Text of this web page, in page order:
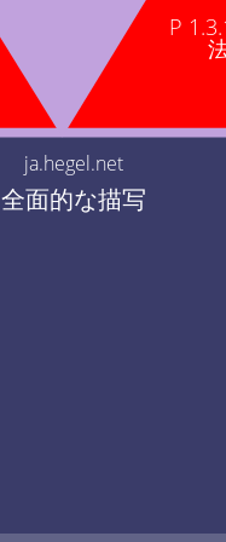
P
ja.hegel.net
全面的な描写